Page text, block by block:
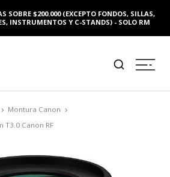
SOBRE $200.000 (EXCEPTO FONDOS, SILLAS,
INSTRUMENTOS Y C-STANDS) - SOLO RM
Montura Canon
T3.0 Canon RF